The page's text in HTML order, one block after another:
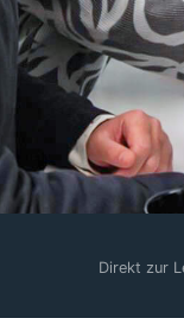
Direkt zur